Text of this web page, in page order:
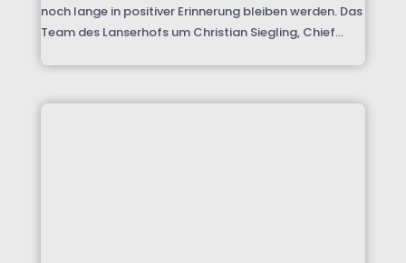
noch lange in positiver Erinnerung bleiben werden. Das
Team des Lanserhofs um Christian Siegling, Chief...